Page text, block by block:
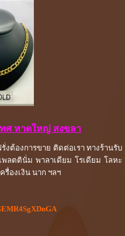
ศ หาดใหญ่ สงขลา
งต้องการขาย ติดต่อเรา ทางร้านรับ
ลตตินั่ม พาลาเดียม โรเดียม โลหะ
รื่องเงิน นาก ฯลฯ